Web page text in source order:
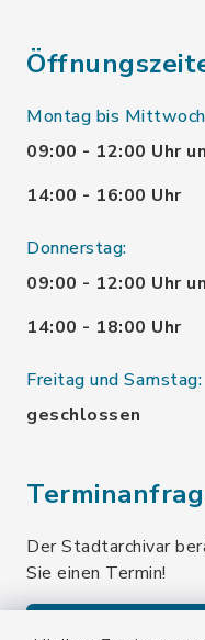
Montag bis
09:00 - 12:00 Uhr
14:00 - 16:00 Uhr
Donnerstag:
09:00 - 12:00 Uhr
14:00 - 18:00 Uhr
Freitag und Samstag:
geschlossen
Der Stadtarchivar
Sie einen Termin!